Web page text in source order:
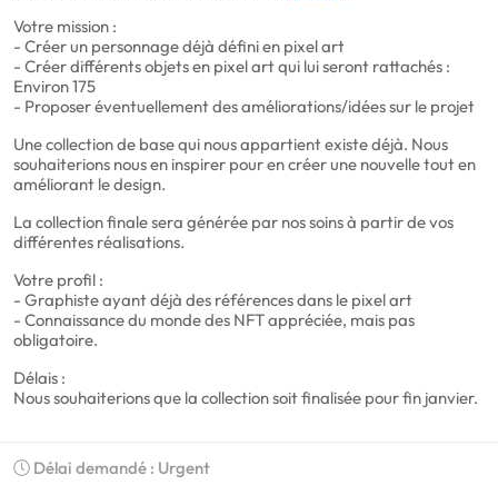
Votre mission :
- Créer un personnage déjà défini en pixel art
- Créer différents objets en pixel art qui lui seront rattachés :
Environ 175
- Proposer éventuellement des améliorations/idées sur le projet
Une collection de base qui nous appartient existe déjà. Nous
souhaiterions nous en inspirer pour en créer une nouvelle tout en
améliorant le design.
La collection finale sera générée par nos soins à partir de vos
différentes réalisations.
Votre profil :
- Graphiste ayant déjà des références dans le pixel art
- Connaissance du monde des NFT appréciée, mais pas
obligatoire.
Délais :
Nous souhaiterions que la collection soit finalisée pour fin janvier.
Délai demandé : Urgent